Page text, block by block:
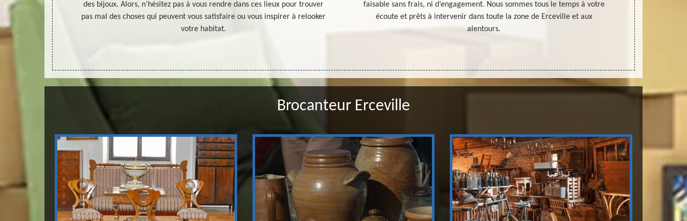
vous offrir
votre
propre
des bijoux. Alors, n’hésitez pas à vous rendre dans ces lieux pour trouver
pas mal des choses qui peuvent vous satisfaire ou vous inspirer à relooker
votre habitat.
faisable sans frais, ni d’engagement. Nous sommes tous le temps à votre
écoute et prêts à intervenir dans toute la zone de Erceville et aux
alentours.
Brocanteur Erceville